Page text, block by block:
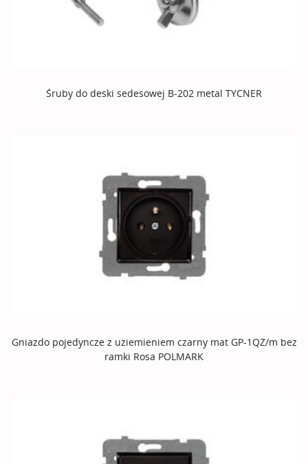
Śruby do deski sedesowej B-202 metal TYCNER
Gniazdo pojedyncze z uziemieniem czarny mat GP-1QZ/m bez
ramki Rosa POLMARK